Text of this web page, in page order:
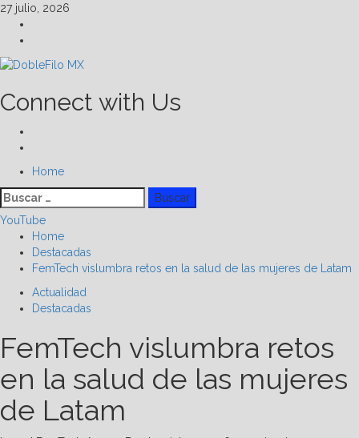
Skip
content
27 julio, 2026
Connect with Us
Primary
Menu
Home
Buscar:
YouTube
Home
Destacadas
FemTech vislumbra retos en la salud de las mujeres de Latam
Actualidad
Destacadas
FemTech vislumbra retos
en la salud de las mujeres
de Latam